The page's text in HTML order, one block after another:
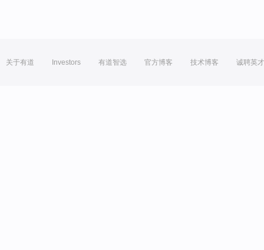
关于有道 Investors 有道智选 官方博客 技术博客 诚聘英才